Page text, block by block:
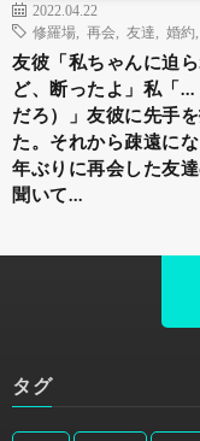
2022.04.22
修羅場
再会 友達 婚約
友彼「私ちゃんに迫
ど、断ったよ」私「…
だろ）」友彼に先手
た。それから疎遠に
年ぶりに再会した友
聞いて…
タグ